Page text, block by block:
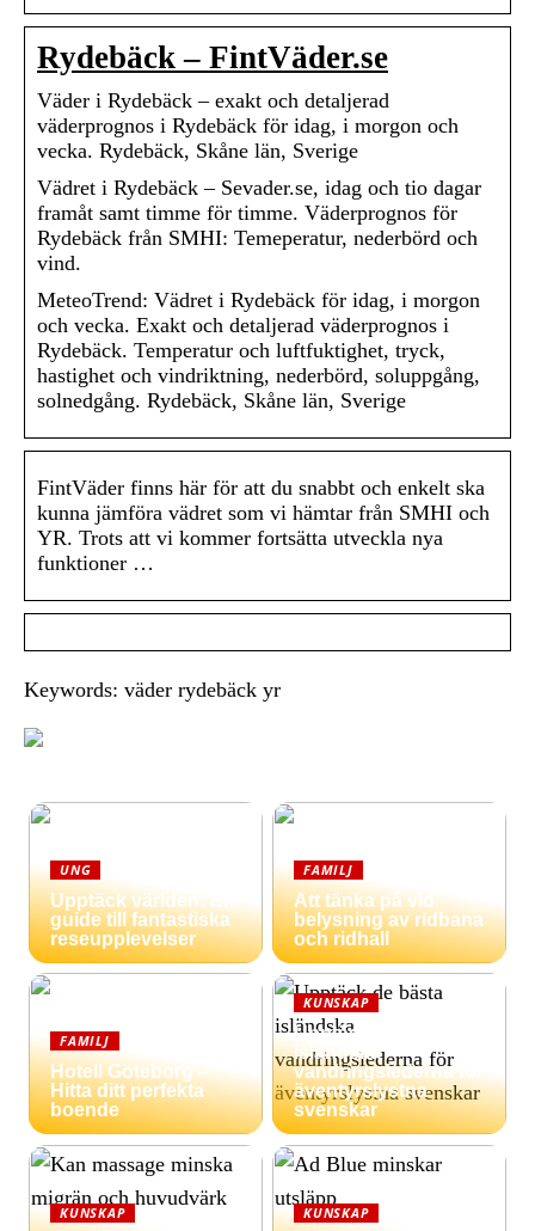
Rydebäck – FintVäder.se
Väder i Rydebäck – exakt och detaljerad
väderprognos i Rydebäck för idag, i morgon och
vecka. Rydebäck, Skåne län, Sverige
Vädret i Rydebäck – Sevader.se, idag och tio dagar
framåt samt timme för timme. Väderprognos för
Rydebäck från SMHI: Temeperatur, nederbörd och
vind.
MeteoTrend: Vädret i Rydebäck för idag, i morgon
och vecka. Exakt och detaljerad väderprognos i
Rydebäck. Temperatur och luftfuktighet, tryck,
hastighet och vindriktning, nederbörd, soluppgång,
solnedgång. Rydebäck, Skåne län, Sverige
FintVäder finns här för att du snabbt och enkelt ska
kunna jämföra vädret som vi hämtar från SMHI och
YR. Trots att vi kommer fortsätta utveckla nya
funktioner …
Keywords: väder rydebäck yr
UNG
Upptäck världen: En
guide till fantastiska
reseupplevelser
FAMILJ
Att tänka på vid
belysning av ridbana
och ridhall
FAMILJ
Hotell Göteborg –
Hitta ditt perfekta
boende
KUNSKAP
Upptäck de bästa
isländska
vandringslederna för
äventyrslystna
svenskar
KUNSKAP KUNSKAP